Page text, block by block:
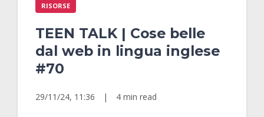
RISORSE
TEEN TALK | Cose belle
dal web in lingua inglese
#70
29/11/24, 11:36 | 4 min read